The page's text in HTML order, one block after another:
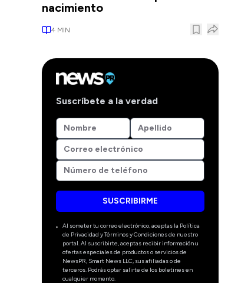
nacimiento
4 MIN
Suscríbete a la verdad
SUSCRIBIRME
Al someter tu correo electrónico, aceptas la Política
de Privacidad y Términos y Condiciones de nuestro
portal. Al suscribirte, aceptas recibir información u
ofertas especiales de productos o servicios de
NewsPR, Smart News LLC, sus afiliadas o de
terceros. Podrás optar salirte de los boletines en
cualquier momento.